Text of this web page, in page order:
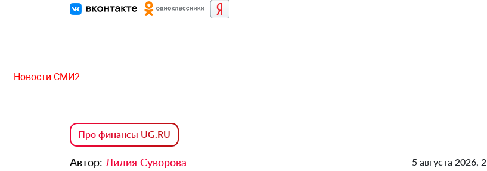
Новости СМИ2
Про финансы UG.RU
Автор: Лилия Суворова 5 августа 2026,